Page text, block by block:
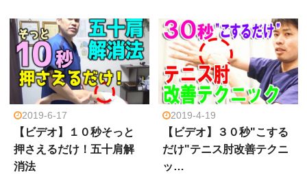
2019-6-17
【ビデオ】１０秒そっと
押さえるだけ！五十肩解
消法
2019-4-19
【ビデオ】３０秒"こする
だけ"テニス肘改善テクニ
ッ…